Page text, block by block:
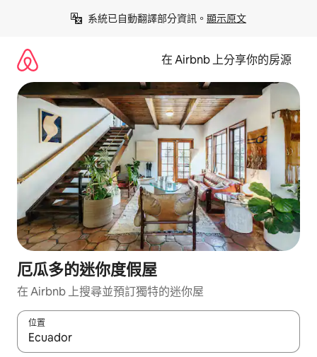
系統已自動翻譯部分資訊。 顯示原文
在 Airbnb 上分享你的房源
厄瓜多的迷你度假屋
在 Airbnb 上搜尋並預訂獨特的迷你屋
位置
如有搜尋結果，瀏覽內容時請使用上下箭頭，或輕點、滑動裝置。